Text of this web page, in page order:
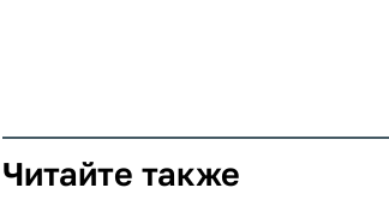
Читайте также